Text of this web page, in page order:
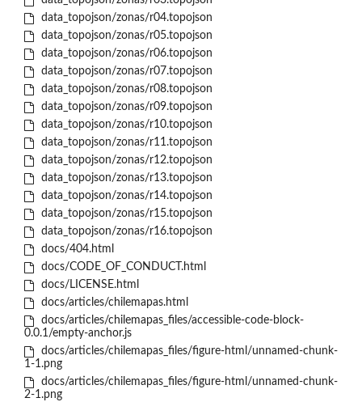
data_topojson/zonas/r04.topojson
data_topojson/zonas/r05.topojson
data_topojson/zonas/r06.topojson
data_topojson/zonas/r07.topojson
data_topojson/zonas/r08.topojson
data_topojson/zonas/r09.topojson
data_topojson/zonas/r10.topojson
data_topojson/zonas/r11.topojson
data_topojson/zonas/r12.topojson
data_topojson/zonas/r13.topojson
data_topojson/zonas/r14.topojson
data_topojson/zonas/r15.topojson
data_topojson/zonas/r16.topojson
docs/404.html
docs/CODE_OF_CONDUCT.html
docs/LICENSE.html
docs/articles/chilemapas.html
docs/articles/chilemapas_files/accessible-code-block-
0.0.1/empty-anchor.js
docs/articles/chilemapas_files/figure-html/unnamed-chunk-
1-1.png
docs/articles/chilemapas_files/figure-html/unnamed-chunk-
2-1.png